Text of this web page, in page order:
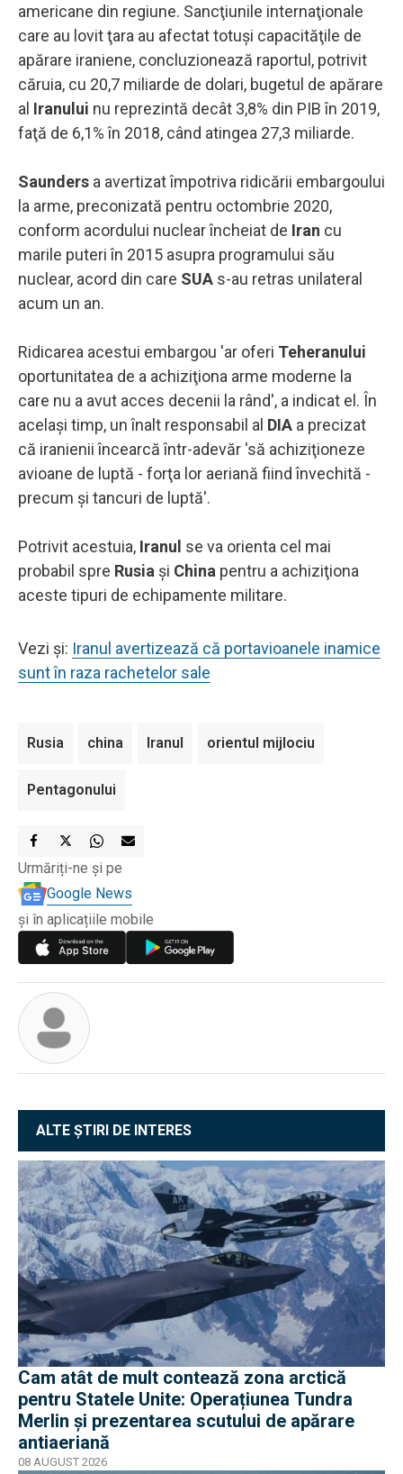
americane din regiune. Sancţiunile internaţionale
care au lovit ţara au afectat totuşi capacităţile de
apărare iraniene, concluzionează raportul, potrivit
căruia, cu 20,7 miliarde de dolari, bugetul de apărare
al Iranului nu reprezintă decât 3,8% din PIB în 2019,
faţă de 6,1% în 2018, când atingea 27,3 miliarde.
Saunders a avertizat împotriva ridicării embargoului
la arme, preconizată pentru octombrie 2020,
conform acordului nuclear încheiat de Iran cu
marile puteri în 2015 asupra programului său
nuclear, acord din care SUA s-au retras unilateral
acum un an.
Ridicarea acestui embargou 'ar oferi Teheranului
oportunitatea de a achiziţiona arme moderne la
care nu a avut acces decenii la rând', a indicat el. În
acelaşi timp, un înalt responsabil al DIA a precizat
că iranienii încearcă într-adevăr 'să achiziţioneze
avioane de luptă - forţa lor aeriană fiind învechită -
precum şi tancuri de luptă'.
Potrivit acestuia, Iranul se va orienta cel mai
probabil spre Rusia şi China pentru a achiziţiona
aceste tipuri de echipamente militare.
Vezi și: Iranul avertizează că portavioanele inamice
sunt în raza rachetelor sale
Rusia china Iranul orientul mijlociu
Pentagonului
Urmăriți-ne și pe
Google News
și în aplicațiile mobile
ALTE ȘTIRI DE INTERES
Cam atât de mult contează zona arctică
pentru Statele Unite: Operațiunea Tundra
Merlin şi prezentarea scutului de apărare
antiaeriană
08 AUGUST 2026